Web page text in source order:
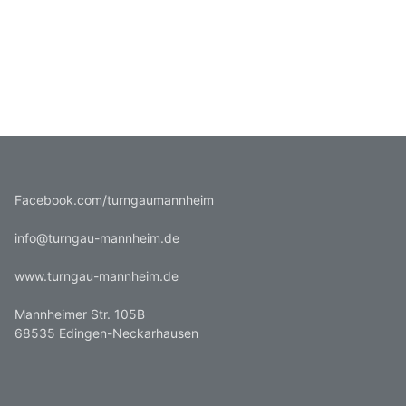
Facebook.com/turngaumannheim
info@turngau-mannheim.de
www.turngau-mannheim.de
Mannheimer Str. 105B
68535 Edingen-Neckarhausen